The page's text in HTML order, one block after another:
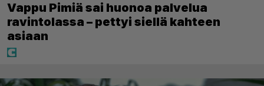
Vappu Pimiä sai huonoa palvelua
ravintolassa – pettyi siellä kahteen
asiaan